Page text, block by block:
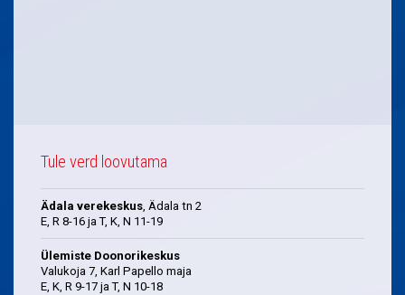
Tule verd loovutama
Ädala verekeskus, Ädala tn 2
E, R 8-16 ja T, K, N 11-19
Ülemiste Doonorikeskus
Valukoja 7, Karl Papello maja
E, K, R 9-17 ja T, N 10-18